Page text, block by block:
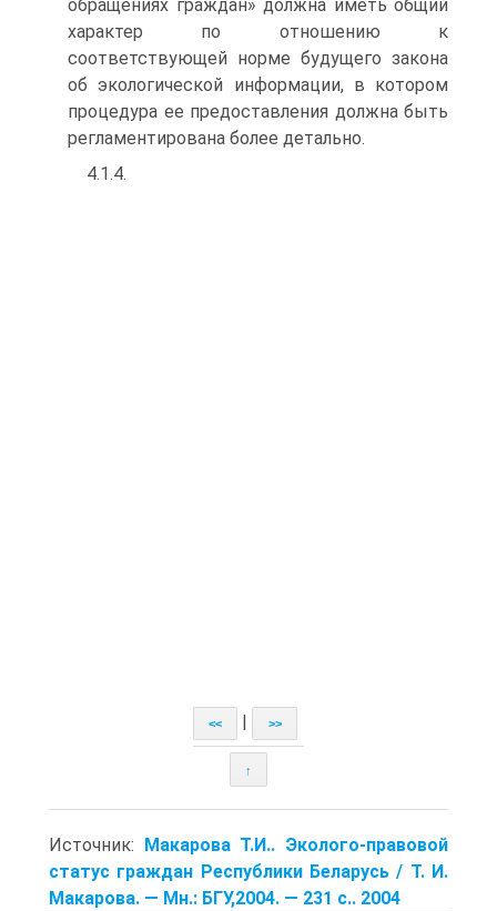
обращениях граждан» должна иметь общий
характер по отношению к
соответствующей норме будущего закона
об экологической информации, в котором
процедура ее предоставления должна быть
регламентирована более детально.
4.1.4.
<< >>
↑
Источник: Макарова T.И.. Эколого-правовой
статус граждан Республики Беларусь / T. И.
Макарова. — Мн.: БГУ,2004. — 231 с.. 2004